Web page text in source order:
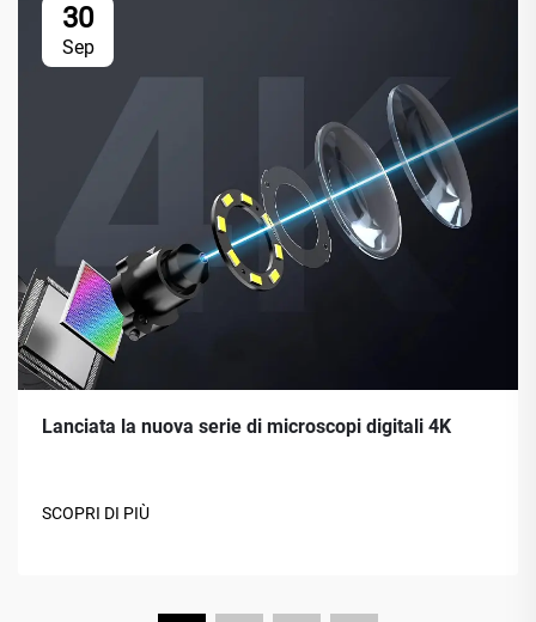
30
Sep
Lanciata la nuova serie di microscopi digitali 4K
SCOPRI DI PIÙ